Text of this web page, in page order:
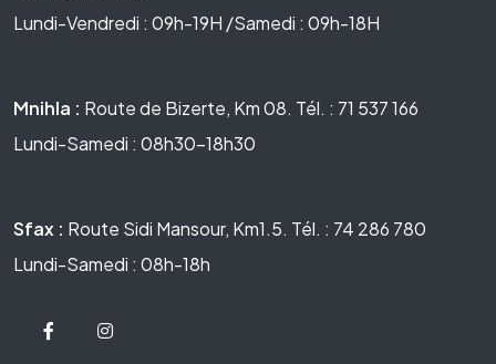
Lundi-Vendredi : 09h-19H /Samedi : 09h-18H
Mnihla : Route de Bizerte, Km 08. Tél. : 71 537 166
Lundi-Samedi : 08h30-18h30
Sfax : Route Sidi Mansour, Km1.5. Tél. : 74 286 780
Lundi-Samedi : 08h-18h